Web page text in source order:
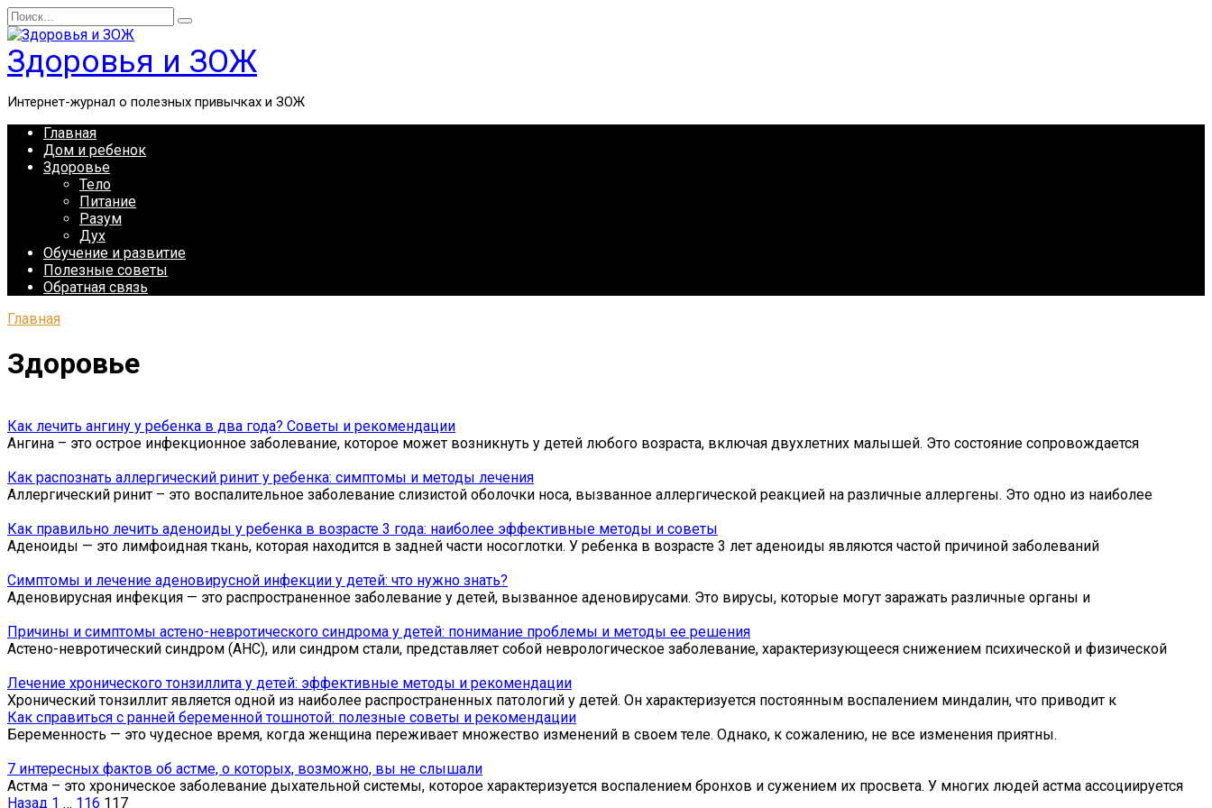
Перейти
к
содержанию
Search
for:
Здоровья и ЗОЖ
Интернет-журнал о полезных привычках и ЗОЖ
Главная
Дом и ребенок
Здоровье
Тело
Питание
Разум
Дух
Обучение и развитие
Полезные советы
Обратная связь
Главная
Здоровье
Как лечить ангину у ребенка в два года? Советы и рекомендации
Ангина – это острое инфекционное заболевание, которое может возникнуть у детей любого возраста, включая двухлетних малышей. Это состояние сопровождается
Как распознать аллергический ринит у ребенка: симптомы и методы лечения
Аллергический ринит – это воспалительное заболевание слизистой оболочки носа, вызванное аллергической реакцией на различные аллергены. Это одно из наиболее
Как правильно лечить аденоиды у ребенка в возрасте 3 года: наиболее эффективные методы и советы
Аденоиды — это лимфоидная ткань, которая находится в задней части носоглотки. У ребенка в возрасте 3 лет аденоиды являются частой причиной заболеваний
Симптомы и лечение аденовирусной инфекции у детей: что нужно знать?
Аденовирусная инфекция — это распространенное заболевание у детей, вызванное аденовирусами. Это вирусы, которые могут заражать различные органы и
Причины и симптомы астено-невротического синдрома у детей: понимание проблемы и методы ее решения
Астено-невротический синдром (АНС), или синдром стали, представляет собой неврологическое заболевание, характеризующееся снижением психической и физической
Лечение хронического тонзиллита у детей: эффективные методы и рекомендации
Хронический тонзиллит является одной из наиболее распространенных патологий у детей. Он характеризуется постоянным воспалением миндалин, что приводит к
Как справиться с ранней беременной тошнотой: полезные советы и рекомендации
Беременность — это чудесное время, когда женщина переживает множество изменений в своем теле. Однако, к сожалению, не все изменения приятны.
7 интересных фактов об астме, о которых, возможно, вы не слышали
Астма – это хроническое заболевание дыхательной системы, которое характеризуется воспалением бронхов и сужением их просвета. У многих людей астма ассоциируется
Пагинация
Назад 1 … 116 117